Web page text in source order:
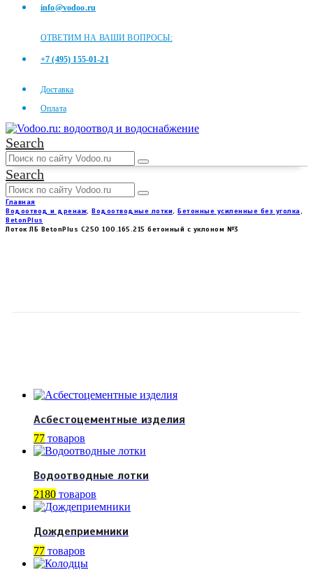
info@vodoo.ru
ОТВЕТИМ НА ВАШИ ВОПРОСЫ:
+7 (495) 155-01-21
Доставка
Оплата
Search
Search
Главная
Водоотвод и дренаж, Водоотводные лотки, Бетонные усиленные без уголка,
BetonPlus
Лоток ЛБ BetonPlus C250 100.165.215 бетонный с уклоном №3
Асбестоцементные изделия
77 товаров
Водоотводные лотки
2180 товаров
Дождеприемники
77 товаров